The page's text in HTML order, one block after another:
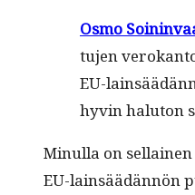
Osmo
tu­jen
EU-
hyvin halu­ton
Min­ul­la on
EU-lain­säädän­nön